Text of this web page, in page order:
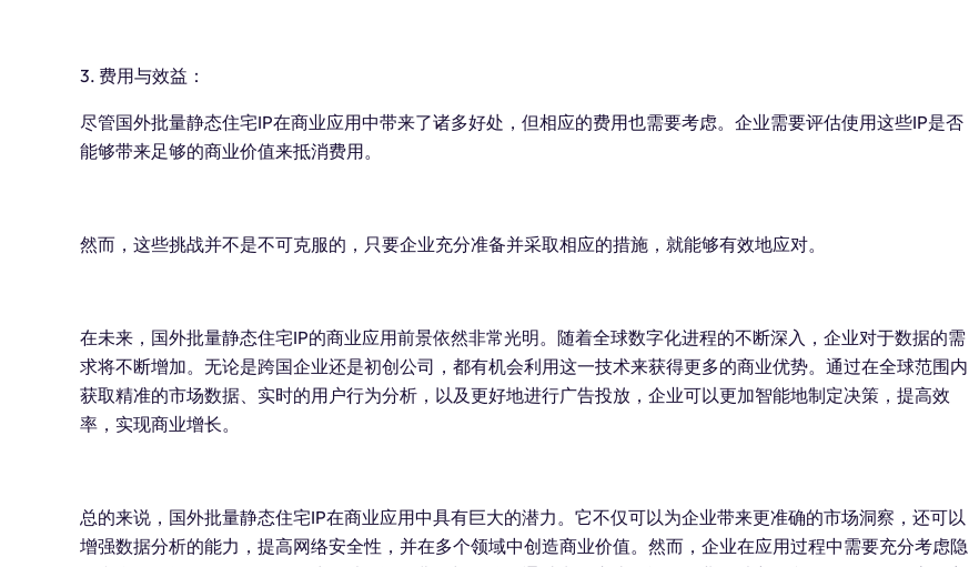
3. 费用与效益：
尽管国外批量静态住宅IP在商业应用中带来了诸多好处，但相应的费用也需要考虑。企业需要评估使用这些IP是否
能够带来足够的商业价值来抵消费用。
然而，这些挑战并不是不可克服的，只要企业充分准备并采取相应的措施，就能够有效地应对。
在未来，国外批量静态住宅IP的商业应用前景依然非常光明。随着全球数字化进程的不断深入，企业对于数据的需
求将不断增加。无论是跨国企业还是初创公司，都有机会利用这一技术来获得更多的商业优势。通过在全球范围内
获取精准的市场数据、实时的用户行为分析，以及更好地进行广告投放，企业可以更加智能地制定决策，提高效
率，实现商业增长。
总的来说，国外批量静态住宅IP在商业应用中具有巨大的潜力。它不仅可以为企业带来更准确的市场洞察，还可以
增强数据分析的能力，提高网络安全性，并在多个领域中创造商业价值。然而，企业在应用过程中需要充分考虑隐